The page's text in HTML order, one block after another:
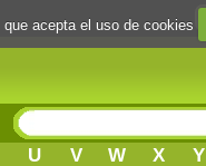
U V W X Y
acepta el uso de cookies